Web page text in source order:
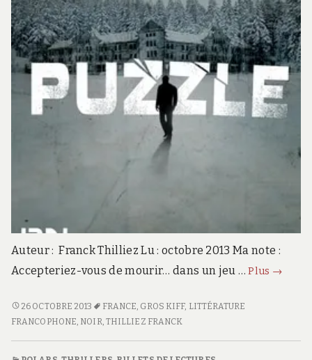
Auteur : Franck Thilliez Lu : octobre 2013 Ma note :
Accepteriez-vous de mourir… dans un jeu …Plus Puzzle
→
PUZZLE
26 OCTOBRE 2013 FRANCE, GROS KIFF, LITTÉRATURE
FRANCOPHONE, NOIR, THILLIEZ FRANCK